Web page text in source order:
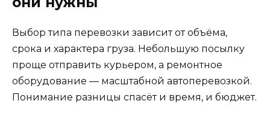
Выбор типа перевозки зависит от объёма,
срока и характера груза. Небольшую посылку
проще отправить курьером, а ремонтное
оборудование — масштабной автоперевозкой.
Понимание разницы спасёт и время, и бюджет.